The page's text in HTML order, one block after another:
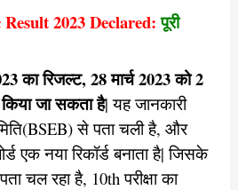
2023 Declared:पूरी
का रिजल्ट, 28 मार्च 2023 को 2
जा सकता है| यह जानकारी
समिति(BSEB) से पता चली है, और
एक नया रिकॉर्ड बनाता है| जिसके
चल रहा है, 10th परीक्षा का